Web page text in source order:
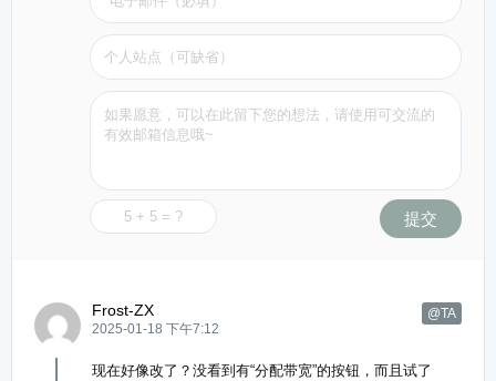
提交
Frost-ZX
@TA
2025-01-18 下午7:12
现在好像改了？没看到有“分配带宽”的按钮，而且试了